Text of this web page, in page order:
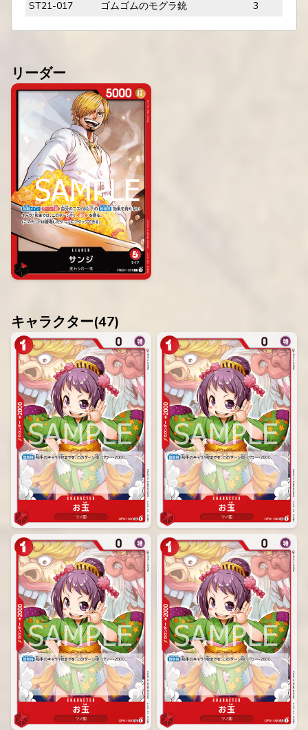
ST21-017
ゴムゴムのモグラ銃 3
リーダー
キャラクター(47)